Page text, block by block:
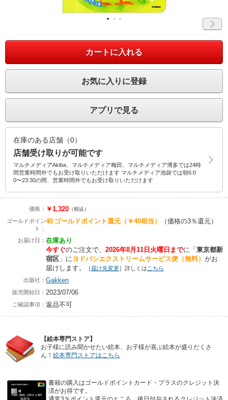
カートに入れる
お気に入りに登録
アプリで見る
在庫のある店舗（0）
店舗受け取りが可能です
マルチメディアAkiba、マルチメディア梅田、マルチメディア博多では24時
間営業時間外でもお受け取りいただけます マルチメディア池袋では朝6:0
0〜23:30の間、営業時間外でもお受け取りいただけます
価格： ￥1,320 （税込）
ゴールドポイン
ト：
40 ゴールドポイント還元 （￥40相当） （価格の3％還元）
お届け日： 在庫あり
今すぐのご注文で、 2026年8月11日火曜日までに 「 東京都新
宿区 」に ヨドバシエクストリームサービス便（無料） がお
届けします。
［届け先変更］詳しくは こちら
出版社： Gakken
販売開始日： 2023/07/06
ご確認事項： 返品不可
【絵本専門ストア】
お子様に読み聞かせたい絵本、お子様が喜ぶ絵本が盛りだくさ
ん！ 絵本専門ストアはこちら
書籍の購入はゴールドポイントカード・プラスのクレジット決
済がお得です。